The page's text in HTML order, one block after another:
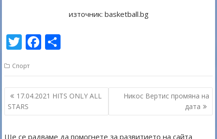
източник: basketball.bg
T
itt
er
F
e
b
o
o
k
ar
e
Спорт
Навигация
17.04.2021 HITS ONLY ALL
STARS
Никос Вертис промяна на
дата
Ще се радваме да помогнете за развитието на сайта